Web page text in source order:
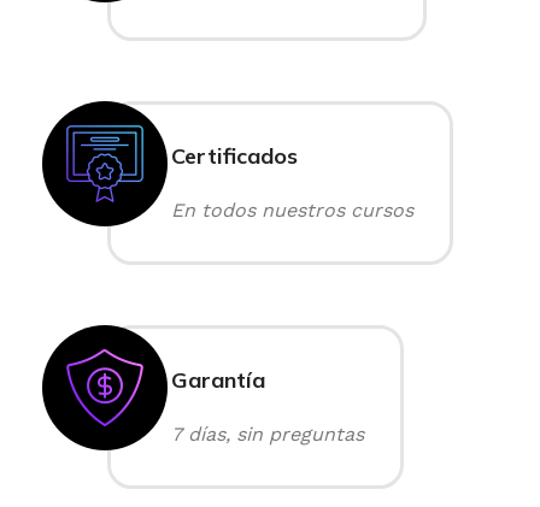
Certificados
En todos nuestros cursos
Garantía
7 días, sin preguntas